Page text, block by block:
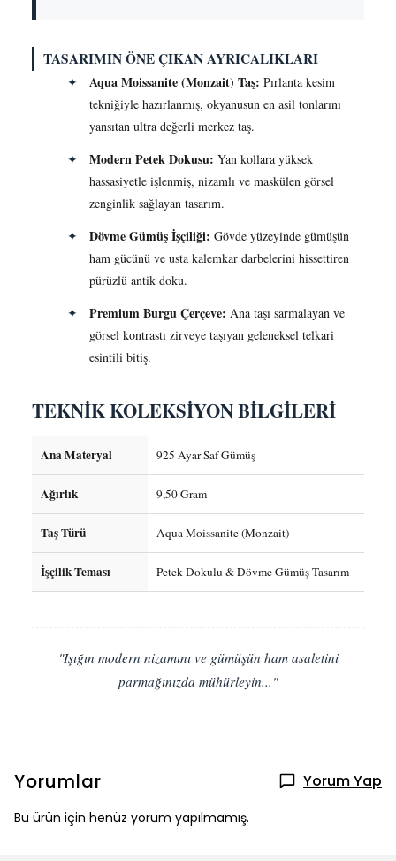
TASARIMIN ÖNE ÇIKAN AYRICALIKLARI
✦ Aqua Moissanite (Monzait) Taş: Pırlanta kesim
tekniğiyle hazırlanmış, okyanusun en asil tonlarını
yansıtan ultra değerli merkez taş.
✦
Modern Petek Dokusu: Yan kollara yüksek
hassasiyetle işlenmiş, nizamlı ve maskülen görsel
zenginlik sağlayan tasarım.
✦
Dövme Gümüş İşçiliği: Gövde yüzeyinde gümüşün
ham gücünü ve usta kalemkar darbelerini hissettiren
pürüzlü antik doku.
✦
Premium Burgu Çerçeve: Ana taşı sarmalayan ve
görsel kontrastı zirveye taşıyan geleneksel telkari
esintili bitiş.
TEKNİK KOLEKSİYON BİLGİLERİ
Ana Materyal 925 Ayar Saf Gümüş
Ağırlık 9,50 Gram
Taş Türü Aqua Moissanite (Monzait)
İşçilik Teması Petek Dokulu & Dövme Gümüş Tasarım
"Işığın modern nizamını ve gümüşün ham asaletini
parmağınızda mühürleyin..."
Yorumlar Yorum Yap
Bu ürün için henüz yorum yapılmamış.